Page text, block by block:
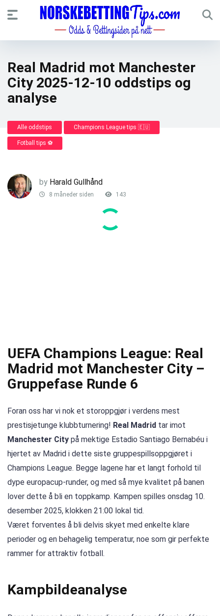
Real Madrid mot Manchester
City 2025-12-10 oddstips og
analyse
Alle oddstips Champions League tips 🇪🇺
Fotball tips ⚽
by Harald Gullhånd
8 måneder siden 143
UEFA Champions League: Real
Madrid mot Manchester City –
Gruppefase Runde 6
Foran oss har vi nok et storoppgjør i verdens mest
prestisjetunge klubbturnering! Real Madrid tar imot
Manchester City på mektige Estadio Santiago Bernabéu i
hjertet av Madrid i dette siste gruppespillsoppgjøret i
Champions League. Begge lagene har et langt forhold til
dype europacup-runder, og med så mye kvalitet på banen
lover dette å bli en toppkamp. Kampen spilles onsdag 10.
desember 2025, klokken 21:00 lokal tid.
Været forventes å bli delvis skyet med enkelte klare
perioder og en behagelig temperatur, noe som gir perfekte
rammer for attraktiv fotball.
Kampbildeanalyse